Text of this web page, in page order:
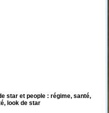
star et people : régime, santé,
look de star